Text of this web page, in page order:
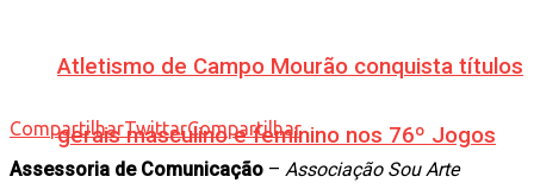
Atletismo de Campo Mourão conquista títulos
gerais masculino e feminino nos 76º Jogos
CompartilharTwittarCompartilhar
Assessoria de Comunicação – Associação Sou Arte